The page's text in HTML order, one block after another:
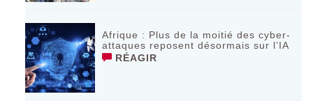
Afrique : Plus de la moitié des cyber-
attaques reposent désormais sur l’IA
RÉAGIR